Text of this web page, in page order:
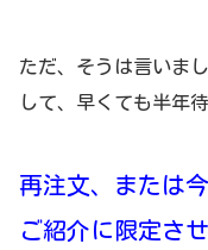
ただ、そうは言いま
して、早くても半年
再注文、または
ご紹介に限定さ